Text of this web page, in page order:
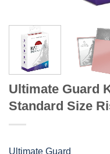
Ultimate Guard
Standard Size
Ultimate Guard